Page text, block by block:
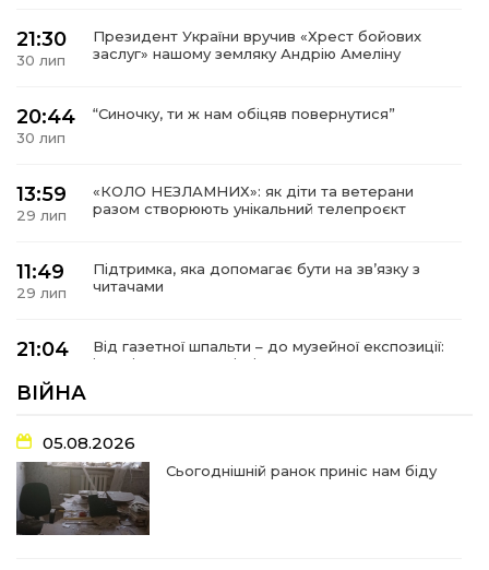
21:30
30 лип
Президент України вручив «Хрест бойових
заслуг» нашому земляку Андрію Амеліну
20:44
30 лип
“Синочку, ти ж нам обіцяв повернутися”
13:59
29 лип
«КОЛО НЕЗЛАМНИХ»: як діти та ветерани
разом створюють унікальний телепроєкт
11:49
29 лип
Підтримка, яка допомагає бути на зв’язку з
читачами
21:04
Від газетної шпальти – до музейної експозиції:
історії Героїв Барвінківщини стали частиною
17:18
27 лип
У Барвінківській громаді вшанували людей
найгуманнішої професії
16:29
22 лип
Медики Барвінківської громади
вдосконалюють професійні навички
ВІЙНА
05.08.2026
Сьогоднішній ранок приніс нам біду